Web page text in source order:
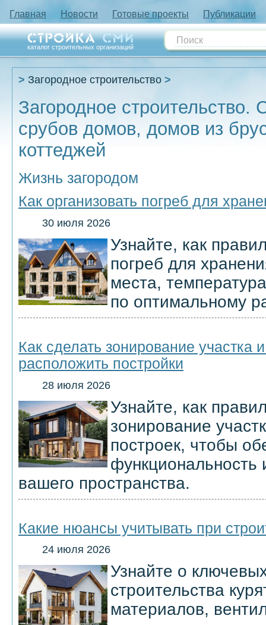
Главная Новости Готовые проекты Публикации
каталог строительных организаций
Загородное строительство
Загородное строительство.
срубов домов, домов из
коттеджей
Жизнь загородом
Как организовать погреб для
30 июля 2026
Узнайте, как
погреб для
места,
по оптимальному
Как сделать зонирование участка
расположить постройки
28 июля 2026
Узнайте, как
зонирование
построек, чтобы
функциональность
вашего пространства.
Какие нюансы учитывать при
24 июля 2026
Узнайте о
строительства
материалов,